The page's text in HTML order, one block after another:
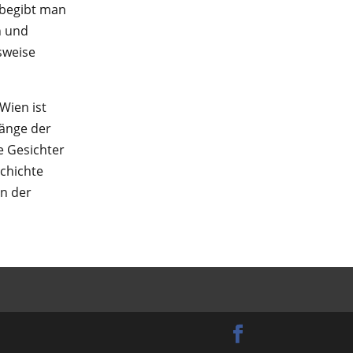
man
und
ist
der
Gesichter
der